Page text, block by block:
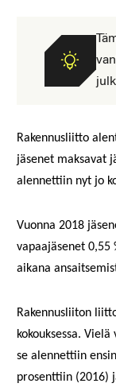
Rakennusliitto
jäsenet maksavat
alennettiin nyt jo
Vuonna 2018
vapaajäsenet 0,55
aikana
Rakennusliiton
kokouksessa.
se alennettiin
prosenttiin (2016)